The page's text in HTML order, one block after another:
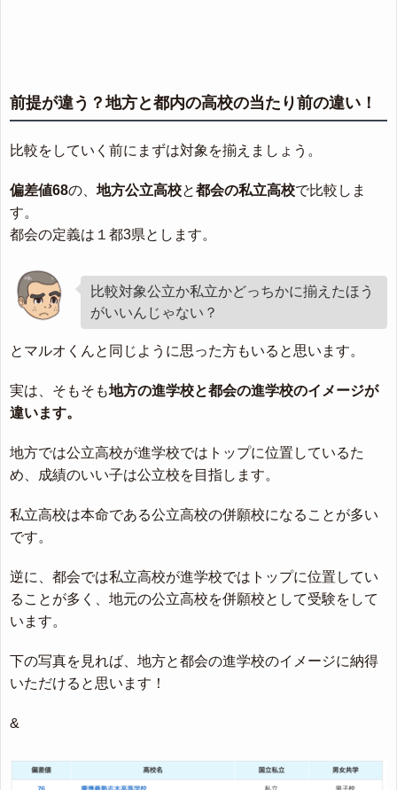
前提が違う？地方と都内の高校の当たり前の違い！
比較をしていく前にまずは対象を揃えましょう。
偏差値68の、 地方公立高校と都会の私立高校で比較しま
す。
都会の定義は１都3県とします。
比較対象公立か私立かどっちかに揃えたほう
がいいんじゃない？
とマルオくんと同じように思った方もいると思います。
実は、そもそも地方の進学校と都会の進学校のイメージが
違います。
地方では公立高校が進学校ではトップに位置しているた
め、成績のいい子は公立校を目指します。
私立高校は本命である公立高校の併願校になることが多い
です。
逆に、都会では私立高校が進学校ではトップに位置してい
ることが多く、地元の公立高校を併願校として受験をして
います。
下の写真を見れば、地方と都会の進学校のイメージに納得
いただけると思います！
&